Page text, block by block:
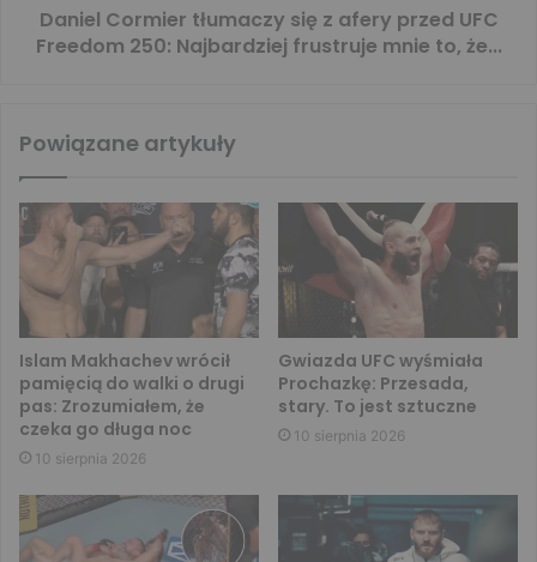
Daniel Cormier tłumaczy się z afery przed UFC
Freedom 250: Najbardziej frustruje mnie to, że...
Powiązane artykuły
Islam Makhachev wrócił
pamięcią do walki o drugi
pas: Zrozumiałem, że
czeka go długa noc
10 sierpnia 2026
Gwiazda UFC wyśmiała
Prochazkę: Przesada,
stary. To jest sztuczne
10 sierpnia 2026